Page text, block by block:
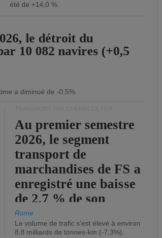
été de +14,0 %.
le détroit du
10 082 navires (+0,5
a diminué de -0,5%.
Au premier semestre
2026, le segment
transport de
marchandises de FS a
enregistré une baisse
de 2,7 % de son
chiffre d'affaires
opérationnel.
Rome
Le volume de trafic s'est élevé à environ
8,8 milliards de tonnes-km (-7,3%).